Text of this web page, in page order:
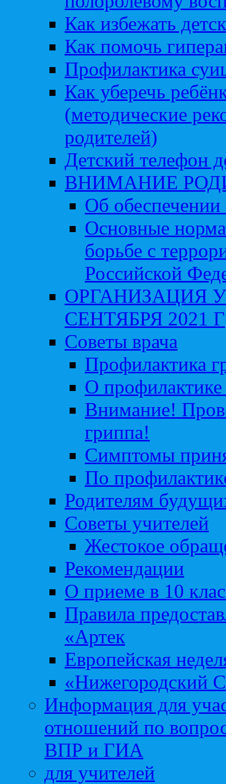
Как избежать
Как помочь
Профилактика
Как уберечь
(методические
родителей)
Детский телефон
ВНИМАНИЕ
Об обеспечении
Основные
борьбе с
Российской
ОРГАНИЗАЦИЯ
СЕНТЯБРЯ 2021 Г
Советы врача
Профилактика
О профилактике
Внимание!
гриппа!
Симптомы
По
Родителям
Советы учителей
Жестокое
Рекомендации
О приеме в 10
Правила
«Артек
Европейская
«Нижегородский
Информация для
отношений по
ВПР и ГИА
для учителей